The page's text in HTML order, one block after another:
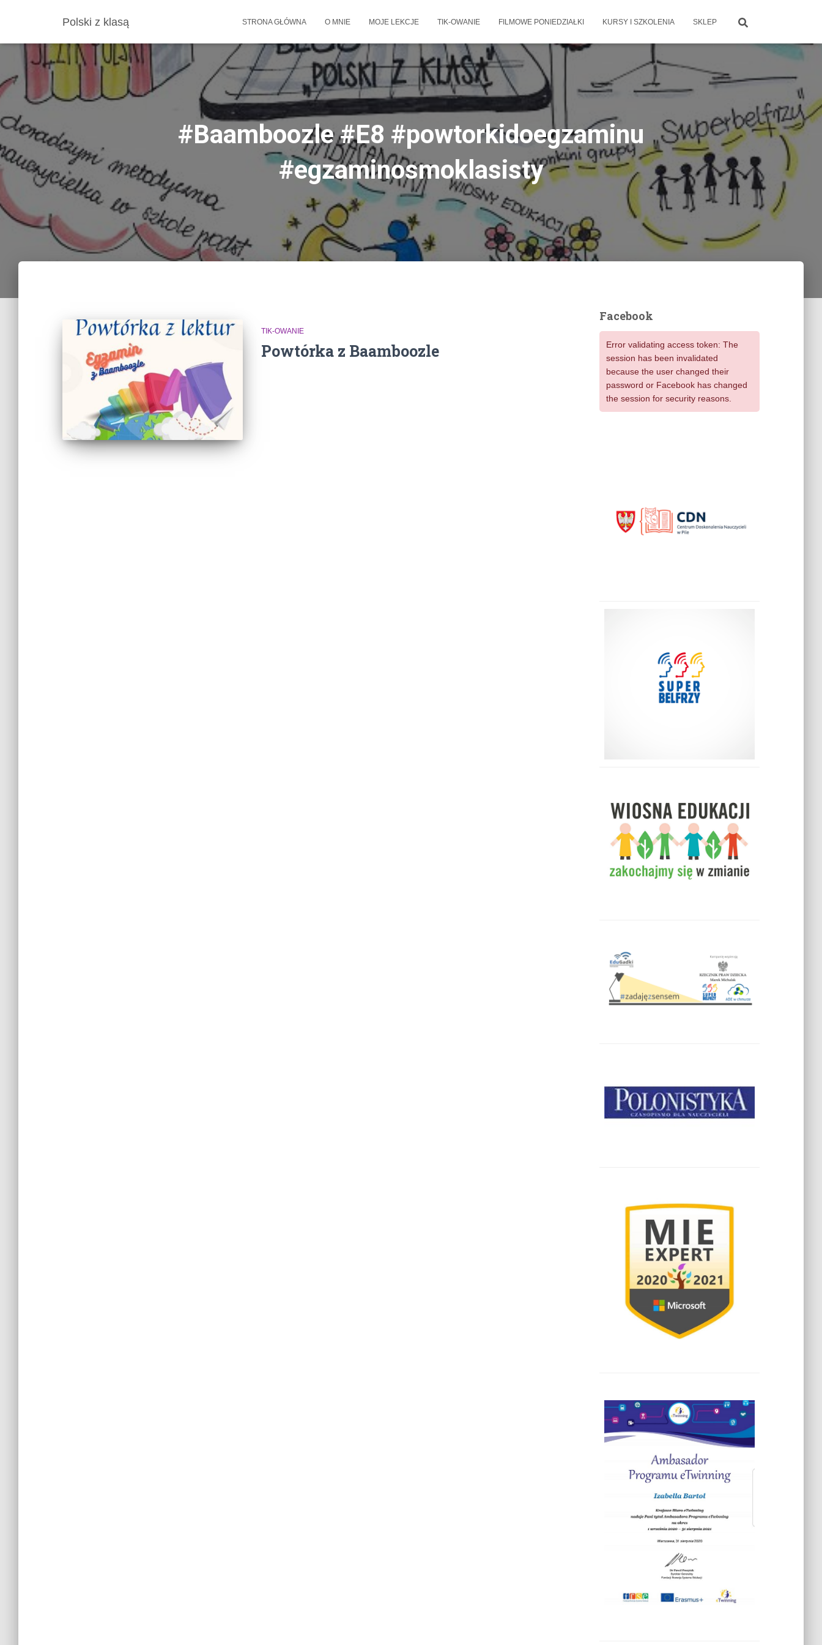
Polski z klasą STRONA GŁÓWNA O MNIE MOJE LEKCJE TIK-OWANIE FILMOWE PONIEDZIAŁKI KURSY I SZKOLENIA SKLEP
#Baamboozle #E8 #powtorkidoegzaminu
#egzaminosmoklasisty
TIK-OWANIE
Powtórka z Baamboozle
Facebook
Error validating access token: The
session has been invalidated
because the user changed their
password or Facebook has changed
the session for security reasons.